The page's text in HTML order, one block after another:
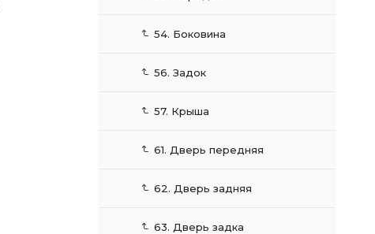
54. Боковина
56. Задок
57. Крыша
61. Дверь передняя
62. Дверь задняя
63. Дверь задка